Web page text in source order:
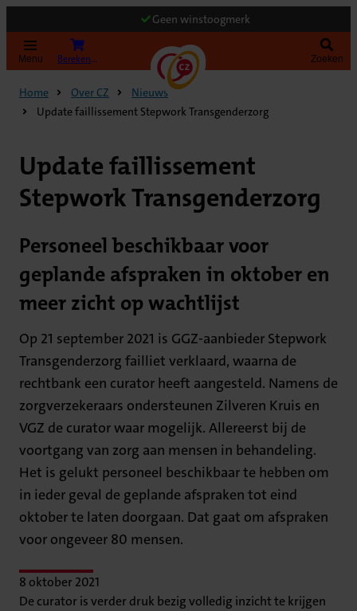
Geen winstoogmerk
Menu Bereken uw premie Zoeken
Home Over CZ
Nieuws
Update faillissement Stepwork Transgenderzorg
Update faillissement
Stepwork Transgenderzorg
Personeel beschikbaar voor
geplande afspraken in oktober en
meer zicht op wachtlijst
Op 21 september 2021 is GGZ-aanbieder Stepwork
Transgenderzorg failliet verklaard, waarna de
rechtbank een curator heeft aangesteld. Namens de
zorgverzekeraars ondersteunen Zilveren Kruis en
VGZ de curator waar mogelijk. Allereerst bij de
voortgang van zorg aan mensen in behandeling.
Het is gelukt personeel beschikbaar te hebben om
in ieder geval de geplande afspraken tot eind
oktober te laten doorgaan. Dat gaat om afspraken
voor ongeveer 80 mensen.
8 oktober 2021
De curator is verder druk bezig volledig inzicht te krijgen